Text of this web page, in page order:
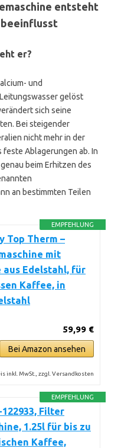
entsteht
beeinflusst
er?
und
gelöst
sich seine
Bei steigender
nicht mehr in der
Ablagerungen ab. In
beim Erhitzen des
an bestimmten Teilen
EMPFEHLUNG
Top Therm –
mit
aus Edelstahl, für
Kaffee, in
59,99 €
Bei Amazon ansehen
inkl. MwSt., zzgl. Versandkosten
EMPFEHLUNG
Filter
1.25l für bis zu
Kaffee,